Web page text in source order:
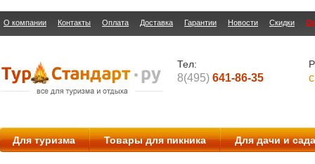
О компании Контакты Оплата Доставка Гарантии Новости Скидки
Тел:
8(495) 641-86-35
Для туризма Товары для пикника Для дачи и сада